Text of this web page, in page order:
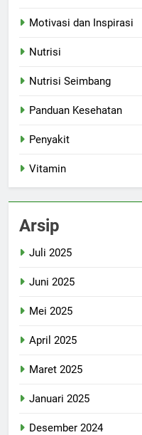
Motivasi dan Inspirasi
Nutrisi
Nutrisi Seimbang
Panduan Kesehatan
Penyakit
Vitamin
Arsip
Juli 2025
Juni 2025
Mei 2025
April 2025
Maret 2025
Januari 2025
Desember 2024